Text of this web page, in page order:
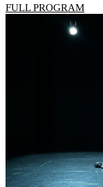
FULL PROGRAM